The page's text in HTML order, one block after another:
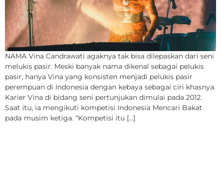
NAMA Vina Candrawati agaknya tak bisa dilepaskan dari seni
melukis pasir. Meski banyak nama dikenal sebagai pelukis
pasir, hanya Vina yang konsisten menjadi pelukis pasir
perempuan di Indonesia dengan kebaya sebagai ciri khasnya.
Karier Vina di bidang seni pertunjukan dimulai pada 2012.
Saat itu, ia mengikuti kompetisi Indonesia Mencari Bakat
pada musim ketiga. “Kompetisi itu […]